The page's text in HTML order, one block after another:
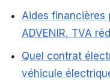
Aides financières
ADVENIR, TVA
Quel contrat
véhicule